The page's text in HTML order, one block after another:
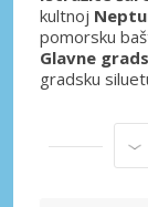
kultnoj
pomorsku
Glavne
gradsku